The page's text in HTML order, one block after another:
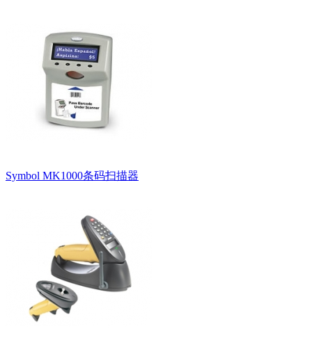
Symbol MK1000条码扫描器